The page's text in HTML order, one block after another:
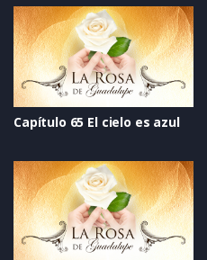
Capítulo 65 El cielo es azul